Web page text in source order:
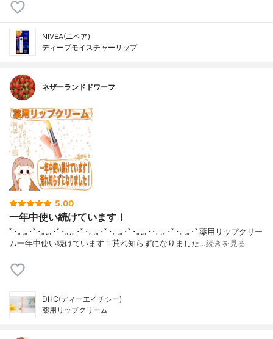
NIVEA(ニベア)
ディープモイスチャーリップ
ネザーランドドワーフ
5.00
一年中使い続けています！
ﾟ･｡.｡･ﾟ･｡.｡･ﾟ･｡.｡･ﾟ･｡.｡･ﾟ･｡.｡･ﾟ･｡.｡･･｡.｡･ﾟ･｡.｡･ﾟ薬用リップクリー
ム一年中使い続けています！荒れ知らずになりました…続きを見る
DHC(ディーエイチシー)
薬用リップクリーム